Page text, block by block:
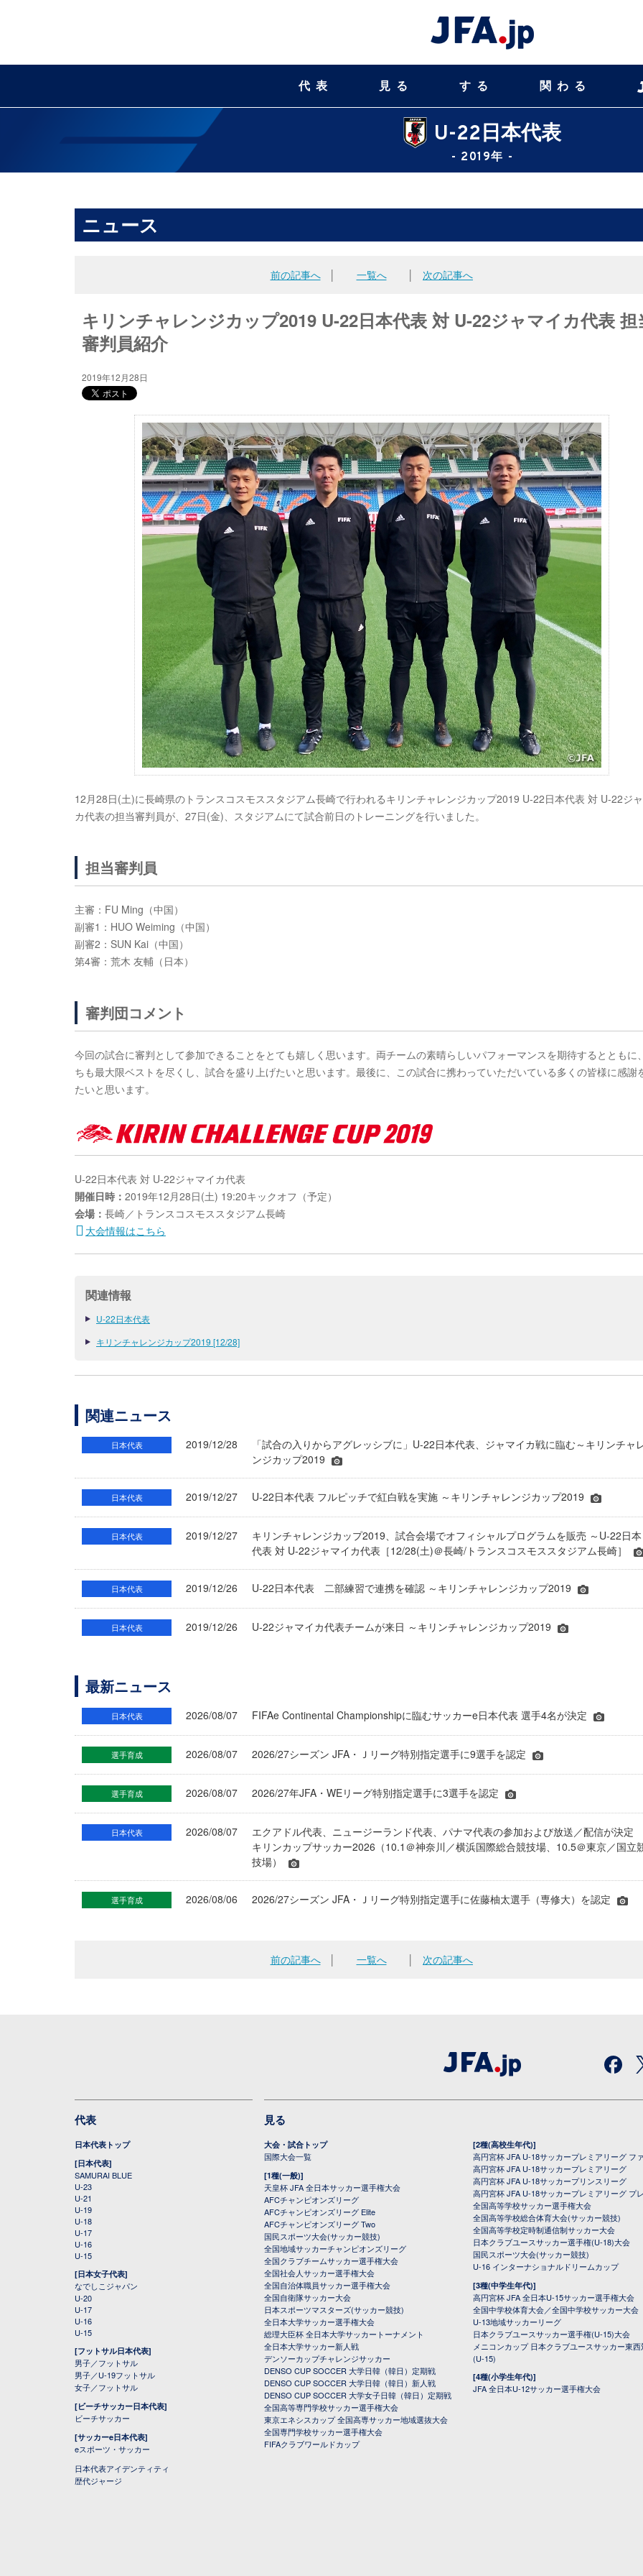
代表 見る する 関わる
U-22日本代表
- 2019年 -
ニュース
前の記事へ│ 一覧へ 次の記事へ
キリンチャレンジカップ2019 U-22日本代表 対 U-22ジャマイカ代表 担
審判員紹介
2019年12月28日
12月28日(土)に長崎県のトランスコスモススタジアム長崎で行われるキリンチャレンジカップ2019 U-22日本代表 対 U-22ジ
カ代表の担当審判員が、27日(金)、スタジアムにて試合前日のトレーニングを行いました。
担当審判員
主審：FU Ming（中国）
副審1：HUO Weiming（中国）
副審2：SUN Kai（中国）
第4審：荒木 友輔（日本）
審判団コメント
今回の試合に審判として参加できることをとても嬉しく思います。両チームの素晴らしいパフォーマンスを期待するとともに
ちも最大限ベストを尽くし、試合を盛り上げたいと思います。最後に、この試合に携わっていただいている多くの皆様に感謝
たいと思います。
U-22日本代表 対 U-22ジャマイカ代表
開催日時： 2019年12月28日(土) 19:20キックオフ（予定）
会場： 長崎／トランスコスモススタジアム長崎
大会情報はこちら
関連情報
U-22日本代表
キリンチャレンジカップ2019 [12/28]
関連ニュース
日本代表 2019/12/28
「試合の入りからアグレッシブに」U-22日本代表、ジャマイカ戦に臨む～キリンチャ
ンジカップ2019
日本代表 2019/12/27 U-22日本代表 フルピッチで紅白戦を実施 ～キリンチャレンジカップ2019
日本代表 2019/12/27
キリンチャレンジカップ2019、試合会場でオフィシャルプログラムを販売 ～U-22日本
代表 対 U-22ジャマイカ代表［12/28(土)＠長崎/トランスコスモススタジアム長崎］
日本代表 2019/12/26 U-22日本代表 二部練習で連携を確認 ～キリンチャレンジカップ2019
日本代表 2019/12/26 U-22ジャマイカ代表チームが来日 ～キリンチャレンジカップ2019
最新ニュース
日本代表 2026/08/07 FIFAe Continental Championshipに臨むサッカーe日本代表 選手4名が決定
選手育成 2026/08/07 2026/27シーズン JFA・Ｊリーグ特別指定選手に9選手を認定
選手育成 2026/08/07 2026/27年JFA・WEリーグ特別指定選手に3選手を認定
日本代表 2026/08/07
エクアドル代表、ニュージーランド代表、パナマ代表の参加および放送／配信が決定
キリンカップサッカー2026（10.1＠神奈川／横浜国際総合競技場、10.5＠東京／国立
技場）
選手育成 2026/08/06 2026/27シーズン JFA・Ｊリーグ特別指定選手に佐藤柚太選手（専修大）を認定
前の記事へ│ 一覧へ 次の記事へ
代表
日本代表トップ
[日本代表]
SAMURAI BLUE
U-23
U-21
U-19
U-18
U-17
U-16
U-15
[日本女子代表]
なでしこジャパン
U-20
U-17
U-16
U-15
[フットサル日本代表]
男子／フットサル
男子／U-19フットサル
女子／フットサル
[ビーチサッカー日本代表]
ビーチサッカー
[サッカーe日本代表]
eスポーツ・サッカー
日本代表アイデンティティ
歴代ジャージ
見る
大会・試合トップ
国際大会一覧
[1種(一般)]
天皇杯 JFA 全日本サッカー選手権大会
AFCチャンピオンズリーグ
AFCチャンピオンズリーグ Elite
AFCチャンピオンズリーグ Two
国民スポーツ大会(サッカー競技)
全国地域サッカーチャンピオンズリーグ
全国クラブチームサッカー選手権大会
全国社会人サッカー選手権大会
全国自治体職員サッカー選手権大会
全国自衛隊サッカー大会
日本スポーツマスターズ(サッカー競技)
全日本大学サッカー選手権大会
総理大臣杯 全日本大学サッカートーナメント
全日本大学サッカー新人戦
デンソーカップチャレンジサッカー
DENSO CUP SOCCER 大学日韓（韓日）定期戦
DENSO CUP SOCCER 大学日韓（韓日）新人戦
DENSO CUP SOCCER 大学女子日韓（韓日）定期戦
全国高等専門学校サッカー選手権大会
東京エネシスカップ 全国高専サッカー地域選抜大会
全国専門学校サッカー選手権大会
FIFAクラブワールドカップ
[2種(高校生年代)]
高円宮杯 JFA U-18サッカープレミアリーグ フ
高円宮杯 JFA U-18サッカープレミアリーグ
高円宮杯 JFA U-18サッカープリンスリーグ
高円宮杯 JFA U-18サッカープレミアリーグ プ
全国高等学校サッカー選手権大会
全国高等学校総合体育大会(サッカー競技)
全国高等学校定時制通信制サッカー大会
日本クラブユースサッカー選手権(U-18)大会
国民スポーツ大会(サッカー競技)
U-16 インターナショナルドリームカップ
[3種(中学生年代)]
高円宮杯 JFA 全日本U-15サッカー選手権大会
全国中学校体育大会／全国中学校サッカー大会
U-13地域サッカーリーグ
日本クラブユースサッカー選手権(U-15)大会
メニコンカップ 日本クラブユースサッカー東
(U-15)
[4種(小学生年代)]
JFA 全日本U-12サッカー選手権大会